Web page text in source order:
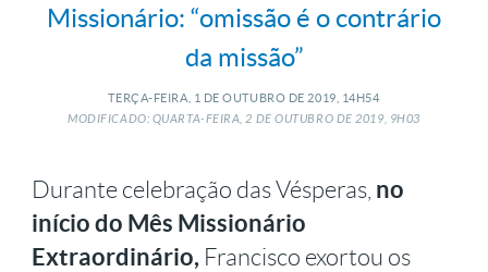
Missionário: “omissão é o contrário
da missão”
TERÇA-FEIRA, 1 DE OUTUBRO DE 2019, 14H54
MODIFICADO: QUARTA-FEIRA, 2 DEOUTUBRO DE2019, 9H03
Durante celebração das Vésperas, no
início do Mês Missionário
Extraordinário, Francisco exortou os